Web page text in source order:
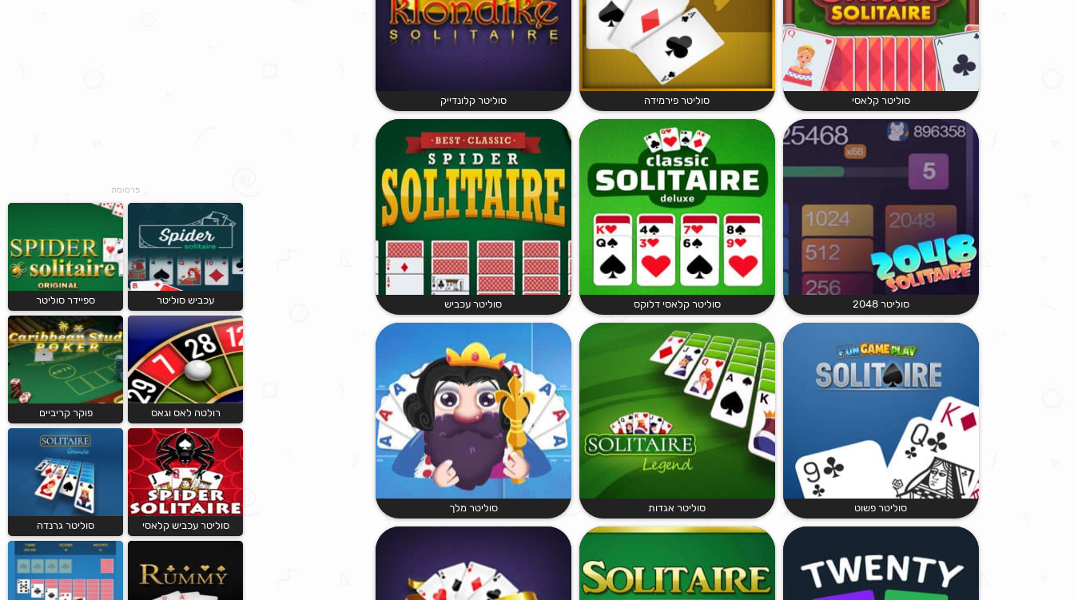
סוליטר קלאסי סוליטר פירמידה סוליטר קלונדייק
סוליטר 2048 סוליטר קלאסי דלוקס סוליטר עכביש
סוליטר פשוט סוליטר אגדות סוליטר מלך
פרסומת
עכביש סוליטר ספיידר סוליטר
רולטה לאס וגאס פוקר קריביים
סוליטר עכביש קלאסי סוליטר גרנדה